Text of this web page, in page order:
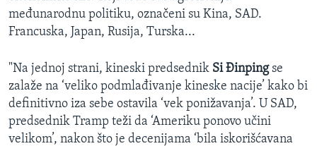
međunarodnu politiku, označeni su Kina, SAD.
Francuska, Japan, Rusija, Turska...
"Na jednoj strani, kineski predsednik Si Đinpingse
zalaže na ‘veliko podmlađivanje kineske nacije’ kako bi
definitivno iza sebe ostavila ‘vek ponižavanja’. U SAD,
predsednik Tramp teži da ‘Ameriku ponovo učini
velikom’, nakon što je decenijama ‘bila iskorišćavana